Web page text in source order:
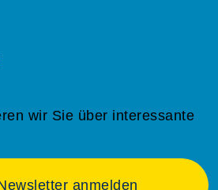
wir Sie über interessante
anmelden